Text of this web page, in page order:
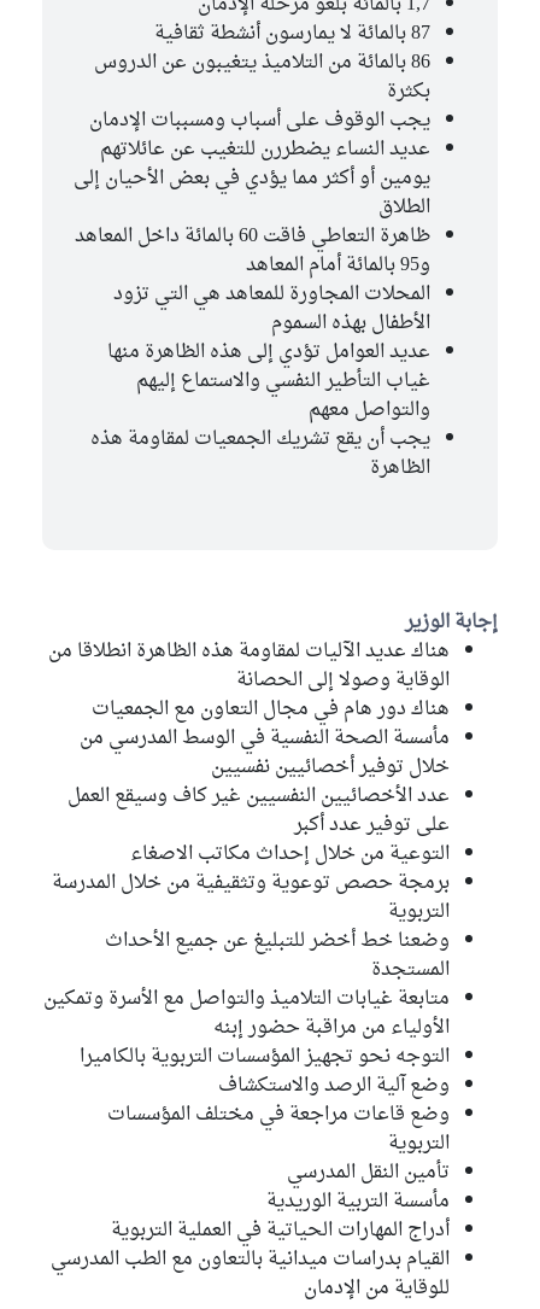
87 بالمائة لا يمارسون أنشطة ثقافية
86 بالمائة من التلاميذ يتغيبون عن الدروس
بكثرة
يجب الوقوف على أسباب ومسببات الإدمان
عديد النساء يضطررن للتغيب عن عائلاتهم
يومين أو أكثر مما يؤدي في بعض الأحيان إلى
الطلاق
ظاهرة التعاطي فاقت 60 بالمائة داخل المعاهد
و95 بالمائة أمام المعاهد
المحلات المجاورة للمعاهد هي التي تزود
الأطفال بهذه السموم
عديد العوامل تؤدي إلى هذه الظاهرة منها
غياب التأطير النفسي والاستماع إليهم
والتواصل معهم
يجب أن يقع تشريك الجمعيات لمقاومة هذه
الظاهرة
إجابة الوزير
هناك عديد الآليات لمقاومة هذه الظاهرة انطلاقا من
الوقاية وصولا إلى الحصانة
هناك دور هام في مجال التعاون مع الجمعيات
مأسسة الصحة النفسية في الوسط المدرسي من
خلال توفير أخصائيين نفسيين
عدد الأخصائيين النفسيين غير كاف وسيقع العمل
على توفير عدد أكبر
التوعية من خلال إحداث مكاتب الاصغاء
برمجة حصص توعوية وتثقيفية من خلال المدرسة
التربوية
وضعنا خط أخضر للتبليغ عن جميع الأحداث
المستجدة
متابعة غيابات التلاميذ والتواصل مع الأسرة وتمكين
الأولياء من مراقبة حضور إبنه
التوجه نحو تجهيز المؤسسات التربوية بالكاميرا
وضع آلية الرصد والاستكشاف
وضع قاعات مراجعة في مختلف المؤسسات
التربوية
تأمين النقل المدرسي
مأسسة التربية الوريدية
أدراج المهارات الحياتية في العملية التربوية
القيام بدراسات ميدانية بالتعاون مع الطب المدرسي
للوقاية من الإدمان